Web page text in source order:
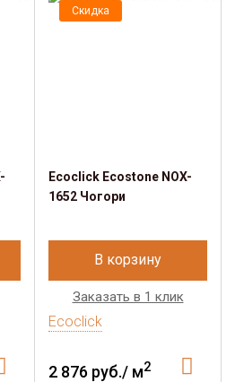
Скидка
Ecoclick Ecostone NOX-
1652 Чогори
В корзину
Заказать в 1 клик
Ecoclick
2 876 руб./ м2